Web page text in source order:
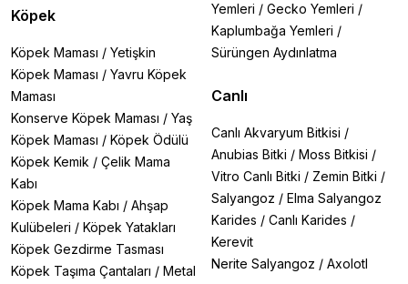
Köpek
Köpek Maması / Yetişkin
Köpek Maması / Yavru Köpek
Maması
Konserve Köpek Maması / Yaş
Köpek Maması / Köpek Ödülü
Köpek Kemik / Çelik Mama
Kabı
Köpek Mama Kabı / Ahşap
Kulübeleri / Köpek Yatakları
Köpek Gezdirme Tasması
Köpek Taşıma Çantaları / Metal
Yemleri / Gecko Yemleri /
Kaplumbağa Yemleri /
Sürüngen Aydınlatma
Canlı
Canlı Akvaryum Bitkisi /
Anubias Bitki / Moss Bitkisi /
Vitro Canlı Bitki / Zemin Bitki /
Salyangoz / Elma Salyangoz
Karides / Canlı Karides /
Kerevit
Nerite Salyangoz / Axolotl